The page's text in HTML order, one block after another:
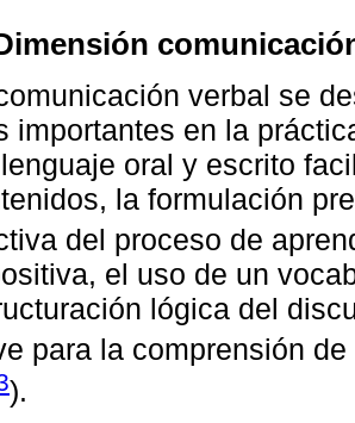
verbal se
importantes en la
oral y escrito
la formulación
del proceso de
el uso de un
lógica del
para la comprensión
).